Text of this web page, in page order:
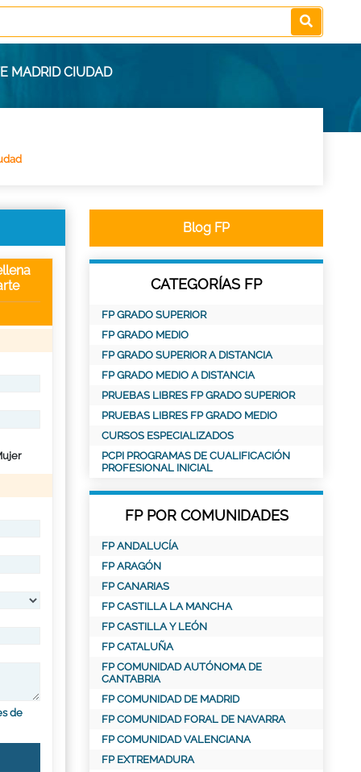
MADRID CIUDAD
de
Blog FP
CATEGORÍAS FP
FP GRADO SUPERIOR
FP GRADO MEDIO
FP GRADO SUPERIOR A DISTANCIA
FP GRADO MEDIO A DISTANCIA
PRUEBAS LIBRES FP GRADO SUPERIOR
PRUEBAS LIBRES FP GRADO MEDIO
CURSOS ESPECIALIZADOS
PCPI PROGRAMAS DE CUALIFICACIÓN
PROFESIONAL INICIAL
FP POR COMUNIDADES
FP ANDALUCÍA
FP ARAGÓN
FP CANARIAS
FP CASTILLA LA MANCHA
FP CASTILLA Y LEÓN
FP CATALUÑA
FP COMUNIDAD AUTÓNOMA DE
CANTABRIA
FP COMUNIDAD DE MADRID
FP COMUNIDAD FORAL DE NAVARRA
FP COMUNIDAD VALENCIANA
FP EXTREMADURA